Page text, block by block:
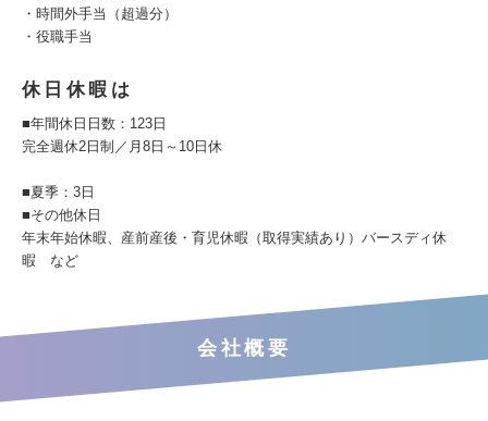
・時間外手当（超過分）
・役職手当
休日休暇は
■年間休日日数：123日
完全週休2日制／月8日～10日休
■夏季：3日
■その他休日
年末年始休暇、産前産後・育児休暇（取得実績あり）バースディ休
暇 など
会社概要